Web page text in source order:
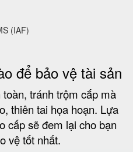
(IAF)
để bảo vệ tài sản
tránh trộm cắp mà
thiên tai họa hoạn. Lựa
cấp sẽ đem lại cho bạn
vệ tốt nhất.